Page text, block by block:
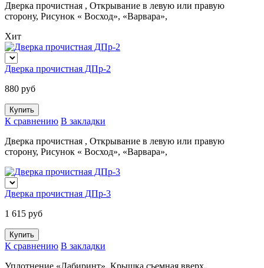
Дверка прочистная , Открывание в левую или правую
сторону, Рисунок « Восход», «Варвара»,
Хит
Дверка прочистная ДПр-2
880 руб
К сравнению В закладки
Дверка прочистная , Открывание в левую или правую
сторону, Рисунок « Восход», «Варвара»,
Дверка прочистная ДПр-3
1 615 руб
К сравнению В закладки